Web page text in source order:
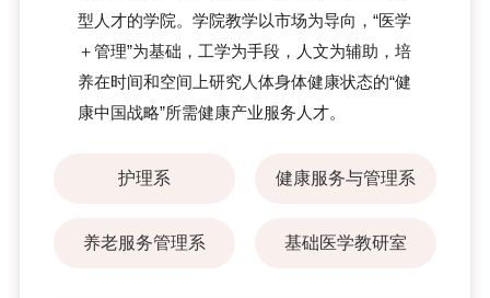
型人才的学院。学院教学以市场为导向，“医学
＋管理”为基础，工学为手段，人文为辅助，培
养在时间和空间上研究人体身体健康状态的“健
康中国战略”所需健康产业服务人才。
护理系 健康服务与管理系
养老服务管理系 基础医学教研室